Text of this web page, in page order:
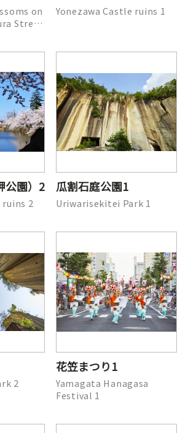
on
Street
Yonezawa Castle ruins 1
公園）2
ruins 2
瓜割石庭公園1
Uriwarisekitei Park 1
2
花笠まつり1
Yamagata Hanagasa
Festival 1